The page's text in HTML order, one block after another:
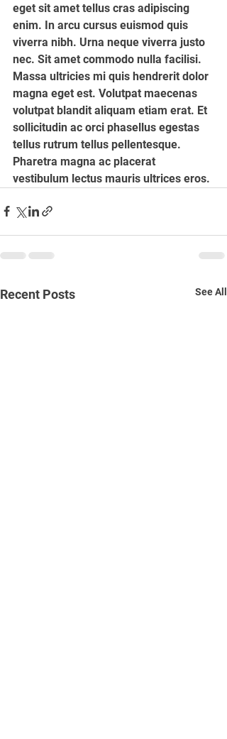
eget sit amet tellus cras adipiscing
enim. In arcu cursus euismod quis
viverra nibh. Urna neque viverra justo
nec. Sit amet commodo nulla facilisi.
Massa ultricies mi quis hendrerit dolor
magna eget est. Volutpat maecenas
volutpat blandit aliquam etiam erat. Et
sollicitudin ac orci phasellus egestas
tellus rutrum tellus pellentesque.
Pharetra magna ac placerat
vestibulum lectus mauris ultrices eros.
Recent Posts See All